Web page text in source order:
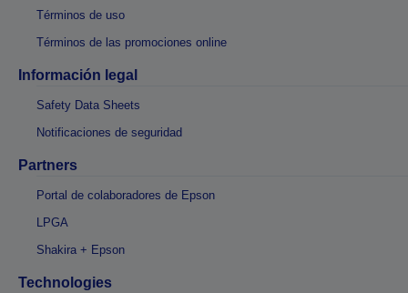
Términos de uso
Términos de las promociones online
Información legal
Safety Data Sheets
Notificaciones de seguridad
Partners
Portal de colaboradores de Epson
LPGA
Shakira + Epson
Technologies